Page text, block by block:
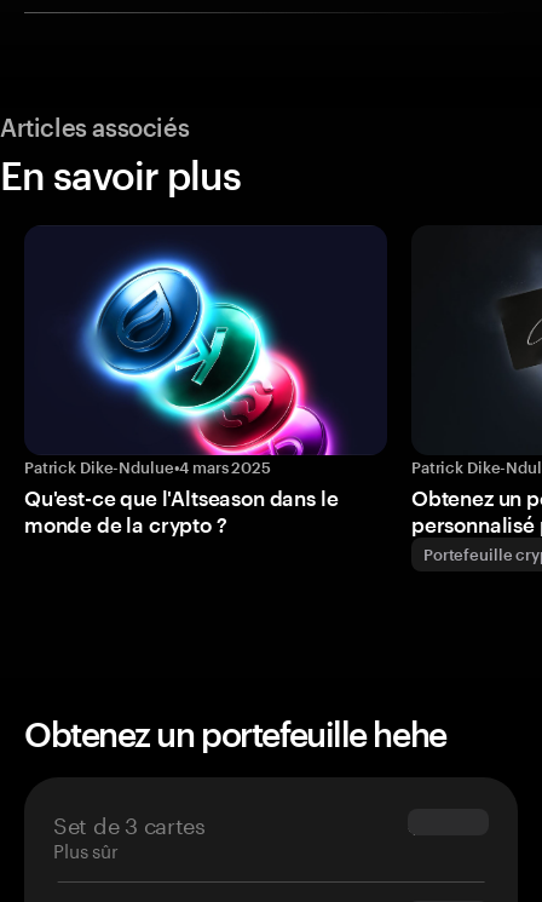
Articles associés
En savoir plus
Patrick Dike-Ndulue•4 mars 2025
Qu'est-ce que l'Altseason dans le
monde de la crypto ?
Patrick Dike-
Obtenez un
personnalisé
Portefeuille
Obtenez un portefeuille hehe
Set de 3 cartes
Plus sûr
$69.90